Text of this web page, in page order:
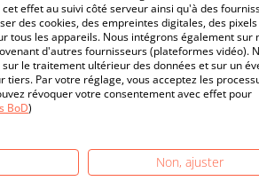
effet au suivi côté serveur ainsi qu'à des
des cookies, des empreintes digitales, des
tous les appareils. Nous intégrons également sur
d'autres fournisseurs (plateformes vidéo).
le traitement ultérieur des données et sur un
tiers. Par votre réglage, vous acceptez les
révoquer votre consentement avec effet pour
BoD)
Non, ajuster